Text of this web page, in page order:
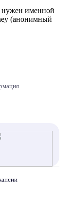
нужен именной
(анонимный